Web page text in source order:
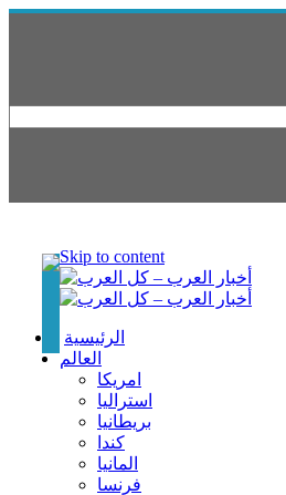
Skip to content
الرئيسية
العالم
امريكا
استراليا
بريطانيا
كندا
المانيا
فرنسا